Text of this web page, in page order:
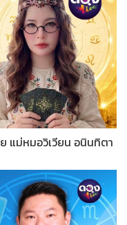
แม่หมอวิเวียน อนินทิตา